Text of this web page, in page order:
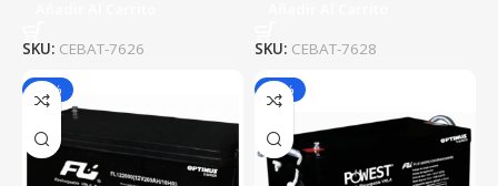
SKU: CEBAT-7626 SKU: CEBAT-7628
-25% -25%